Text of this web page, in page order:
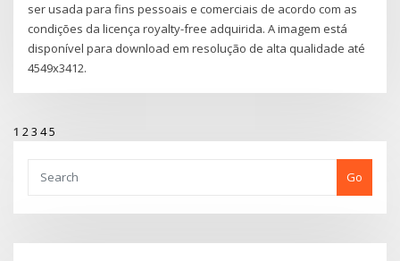
ser usada para fins pessoais e comerciais de acordo com as
condições da licença royalty-free adquirida. A imagem está
disponível para download em resolução de alta qualidade até
4549x3412.
1 23 45
Go